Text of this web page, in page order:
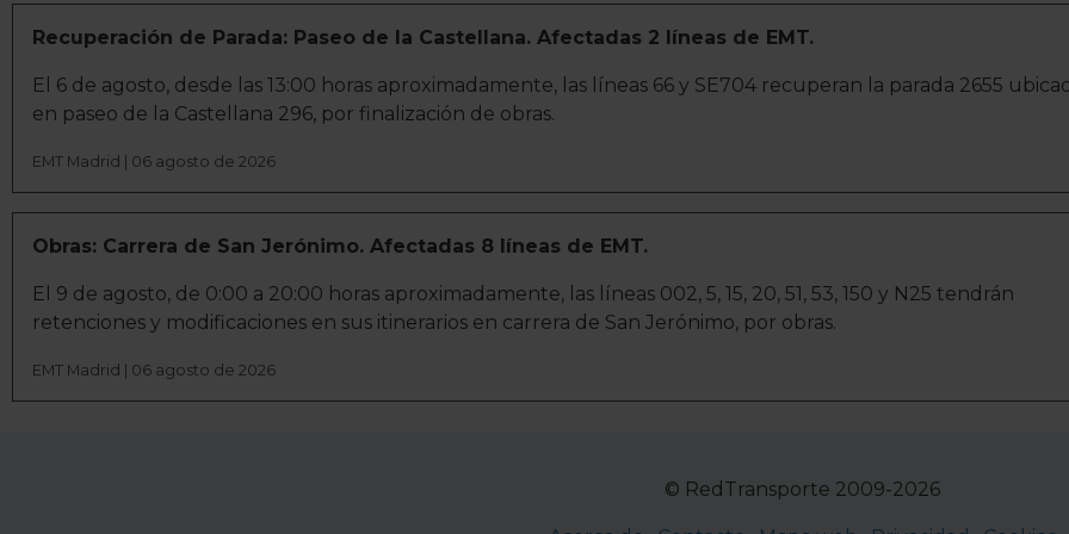
Recuperación de Parada: Paseo de la Castellana. Afectadas 2 líneas de EMT.
El 6 de agosto, desde las 13:00 horas aproximadamente, las líneas 66 y SE704 recuperan la parada 2655
en paseo de la Castellana 296, por finalización de obras.
EMT Madrid | 06 agosto de 2026
Obras: Carrera de San Jerónimo. Afectadas 8 líneas de EMT.
El 9 de agosto, de 0:00 a 20:00 horas aproximadamente, las líneas 002, 5, 15, 20, 51, 53, 150 y N25 tendrán
retenciones y modificaciones en sus itinerarios en carrera de San Jerónimo, por obras.
EMT Madrid | 06 agosto de 2026
© RedTransporte 2009-2026